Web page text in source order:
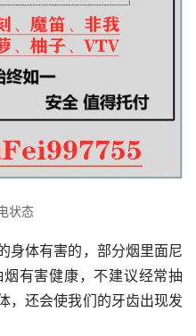
状态
身体有害的，部分烟里面尼
有害健康，不建议经常抽
，还会使我们的牙齿出现发